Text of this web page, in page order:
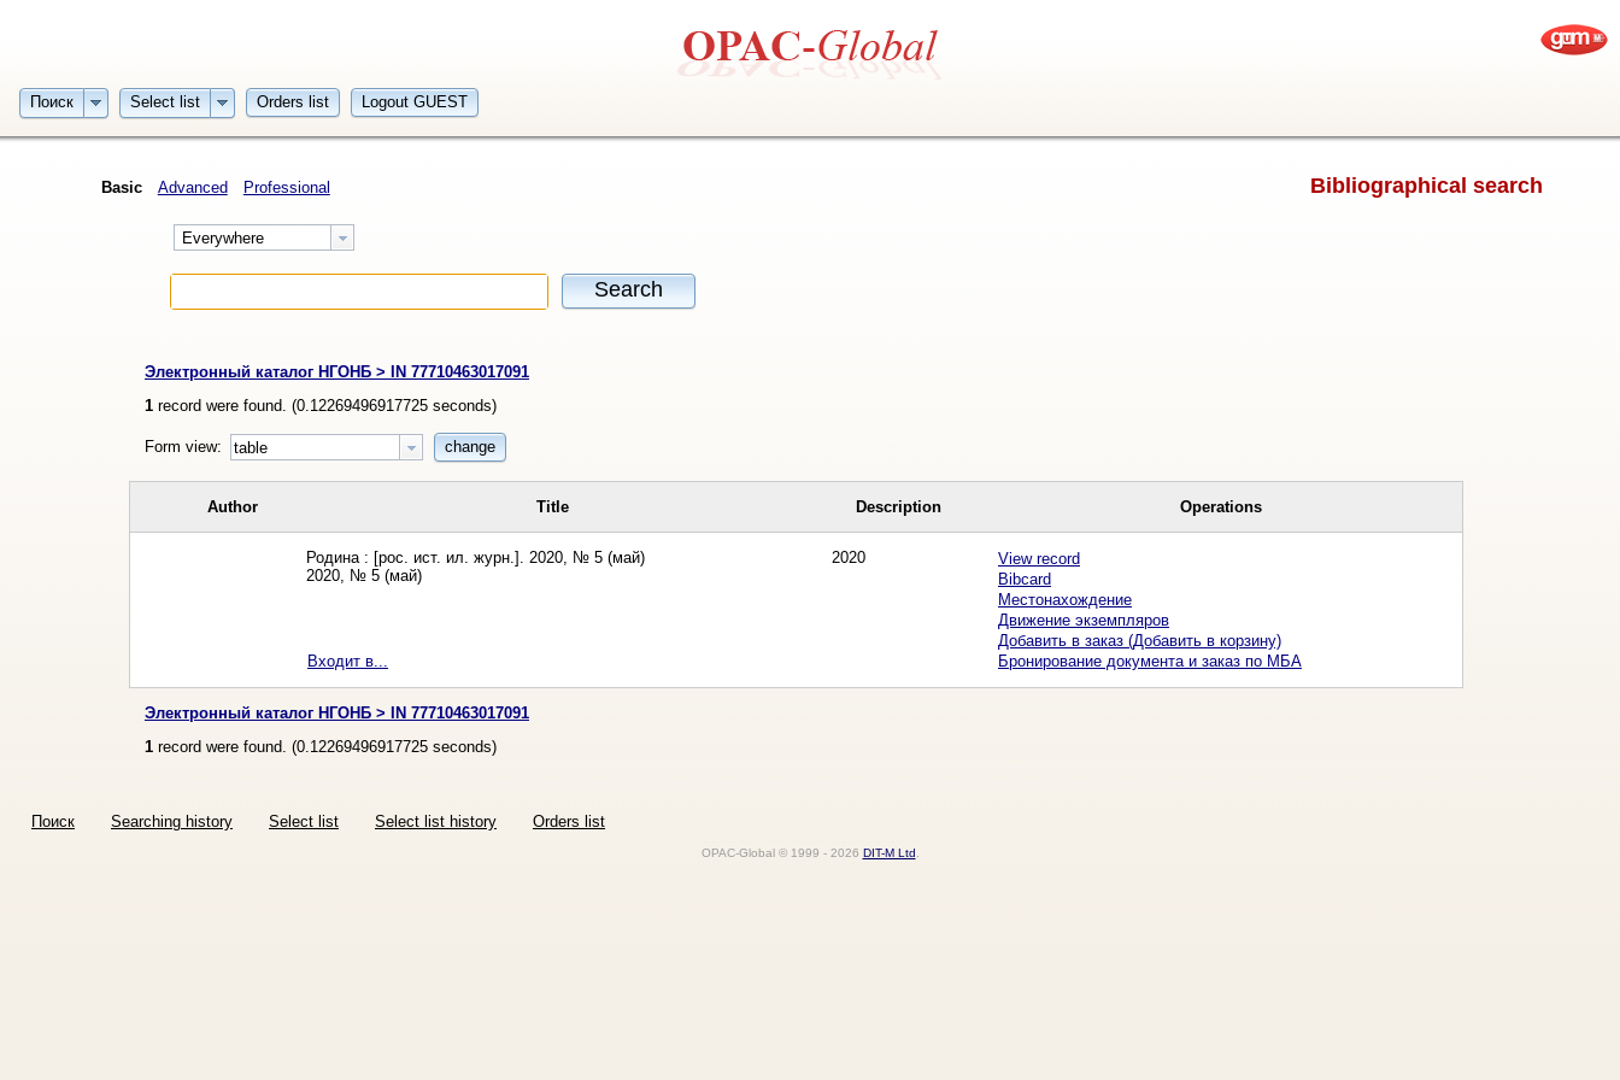
Поиск Select list Orders list Logout GUEST
Bibliographical search
Basic Advanced Professional
Everywhere
Search
Электронный каталог НГОНБ > IN 77710463017091
1record were found. (0.12269496917725seconds)
Form view: table change
Author Title Description Operations
Родина : [рос. ист. ил. журн.]. 2020, № 5 (май)
2020, № 5 (май)
2020
View record
Bibcard
Местонахождение
Движение экземпляров
Добавить в заказ (Добавить в корзину)
Бронирование документа и заказ по МБА
Входит в...
Электронный каталог НГОНБ > IN 77710463017091
1record were found. (0.12269496917725seconds)
Поиск Searching history Select list Select list history Orders list
OPAC-Global © 1999 - 2026 DIT-M Ltd